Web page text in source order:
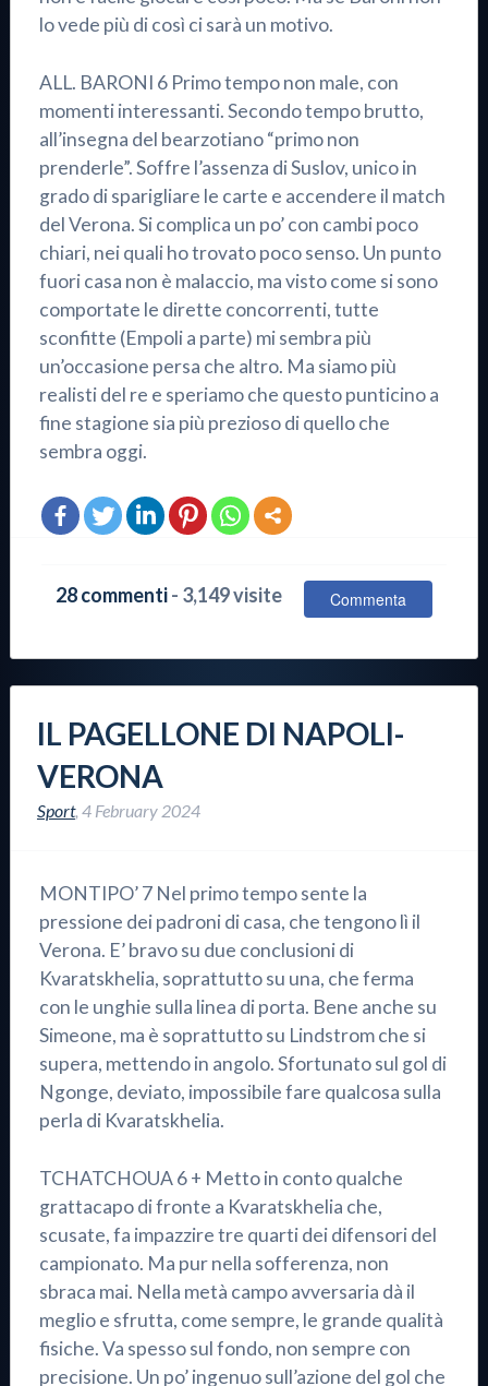
lo vede più di così ci sarà un motivo.
ALL. BARONI 6 Primo tempo non male, con
momenti interessanti. Secondo tempo brutto,
all’insegna del bearzotiano “primo non
prenderle”. Soffre l’assenza di Suslov, unico in
grado di sparigliare le carte e accendere il match
del Verona. Si complica un po’ con cambi poco
chiari, nei quali ho trovato poco senso. Un punto
fuori casa non è malaccio, ma visto come si sono
comportate le dirette concorrenti, tutte
sconfitte (Empoli a parte) mi sembra più
un’occasione persa che altro. Ma siamo più
realisti del re e speriamo che questo punticino a
fine stagione sia più prezioso di quello che
sembra oggi.
28 commenti- 3,149 visite Commenta
IL PAGELLONE DI NAPOLI-
VERONA
Sport, 4 February 2024
MONTIPO’ 7 Nel primo tempo sente la
pressione dei padroni di casa, che tengono lì il
Verona. E’ bravo su due conclusioni di
Kvaratskhelia, soprattutto su una, che ferma
con le unghie sulla linea di porta. Bene anche su
Simeone, ma è soprattutto su Lindstrom che si
supera, mettendo in angolo. Sfortunato sul gol di
Ngonge, deviato, impossibile fare qualcosa sulla
perla di Kvaratskhelia.
TCHATCHOUA 6 + Metto in conto qualche
grattacapo di fronte a Kvaratskhelia che,
scusate, fa impazzire tre quarti dei difensori del
campionato. Ma pur nella sofferenza, non
sbraca mai. Nella metà campo avversaria dà il
meglio e sfrutta, come sempre, le grande qualità
fisiche. Va spesso sul fondo, non sempre con
precisione. Un po’ ingenuo sull’azione del gol che